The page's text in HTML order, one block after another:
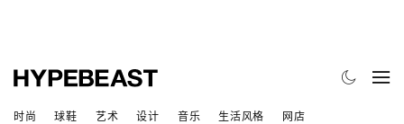
时尚 球鞋 艺术 设计 音乐 生活风格 网店